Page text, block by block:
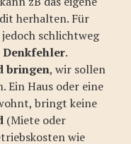
herhalten. Für
schlichtweg
Denkfehler.
bringen, wir sollen
Ein Haus oder eine
bringt keine
(Miete oder
wie